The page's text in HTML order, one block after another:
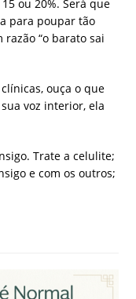
ou 20%. Será que
para poupar tão
razão “o barato sai
ouça o que
voz interior, ela
Trate a celulite;
e com os outros;